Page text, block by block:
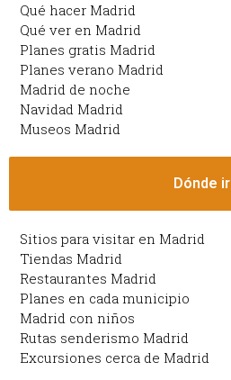
Qué hacer Madrid
Qué ver en Madrid
Planes gratis Madrid
Planes verano Madrid
Madrid de noche
Navidad Madrid
Museos Madrid
Dónde ir
Sitios para visitar en Madrid
Tiendas Madrid
Restaurantes Madrid
Planes en cada municipio
Madrid con niños
Rutas senderismo Madrid
Excursiones cerca de Madrid